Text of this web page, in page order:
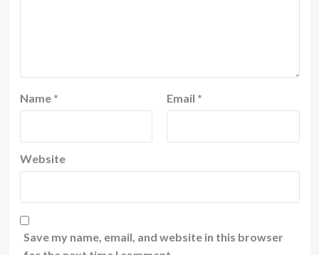
Name * Email *
Website
Save my name, email, and website in this browser